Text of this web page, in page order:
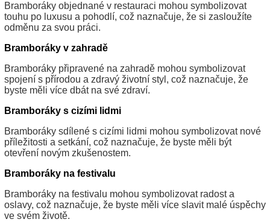
Bramboráky objednané v restauraci mohou symbolizovat
touhu po luxusu a pohodlí, což naznačuje, že si zasloužíte
odměnu za svou práci.
Bramboráky v zahradě
Bramboráky připravené na zahradě mohou symbolizovat
spojení s přírodou a zdravý životní styl, což naznačuje, že
byste měli více dbát na své zdraví.
Bramboráky s cizími lidmi
Bramboráky sdílené s cizími lidmi mohou symbolizovat nové
příležitosti a setkání, což naznačuje, že byste měli být
otevření novým zkušenostem.
Bramboráky na festivalu
Bramboráky na festivalu mohou symbolizovat radost a
oslavy, což naznačuje, že byste měli více slavit malé úspěchy
ve svém životě.